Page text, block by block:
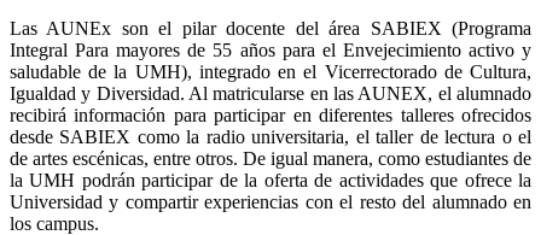
Las AUNEx son el pilar docente del área SABIEX (Programa
Integral Para mayores de 55 años para el Envejecimiento activo y
saludable de la UMH), integrado en el Vicerrectorado de Cultura,
Igualdad y Diversidad. Al matricularse en las AUNEX, el alumnado
recibirá información para participar en diferentes talleres ofrecidos
desde SABIEX como la radio universitaria, el taller de lectura o el
de artes escénicas, entre otros. De igual manera, como estudiantes de
la UMH podrán participar de la oferta de actividades que ofrece la
Universidad y compartir experiencias con el resto del alumnado en
los campus.